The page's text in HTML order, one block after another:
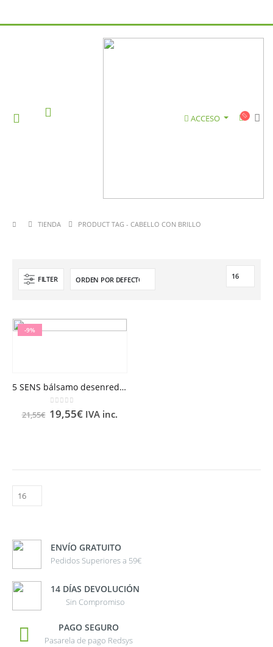
ACCESO
TIENDA PRODUCT TAG - CABELLO CON BRILLO
FILTER
-9%
5 SENS bálsamo desenredante 150 ml RENE FURTERER
0 out of 5
21,55€ 19,55€ IVA inc.
ENVÍO GRATUITO
Pedidos Superiores a 59€
14 DÍAS DEVOLUCIÓN
Sin Compromiso
PAGO SEGURO
Pasarela de pago Redsys